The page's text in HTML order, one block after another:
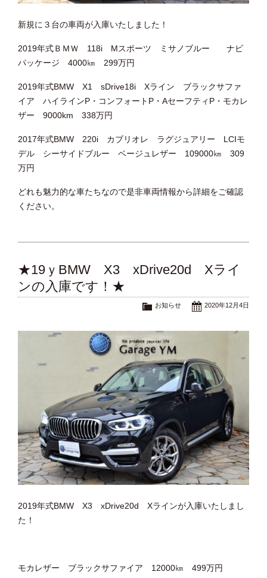
新規に３台の車両が入庫いたしました！
2019年式ＢＭＷ 118i Mスポーツ ミサノブルー ナビ
パッケージ 4000㎞ 299万円
2019年式BMW X1 sDrive18i Xライン ブラックサファ
イア ハイラインP・コンフォートP・AセーフティP・モカレ
ザー 9000km 338万円
2017年式BMW 220i カブリオレ ラグジュアリー LCIモ
デル シーサイドブルー ベージュレザー 109000㎞ 309
万円
どれも魅力的な車たちなので是非車両情報から詳細をご確認
ください。
★19ｙBMW X3 xDrive20d Xライ
ンの入庫です！★
2020年12月4日
お知らせ
2019年式BMW X3 xDrive20d Xラインが入庫いたしまし
た！
モカレザー ブラックサファイア 12000㎞ 499万円